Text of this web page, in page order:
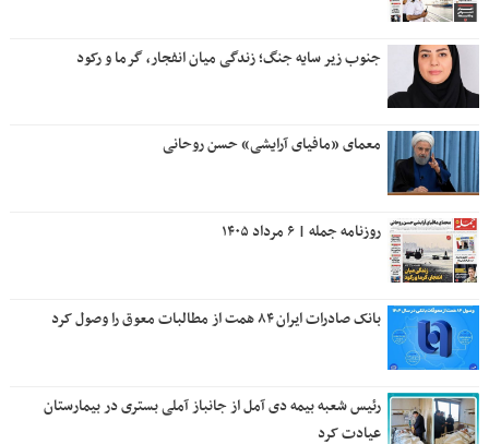
جنوب زیر سایه جنگ؛ زندگی میان انفجار، گرما و رکود
معمای «مافیای آرایشی» حسن روحانی
روزنامه جمله | ۶ مرداد ۱۴۰۵
بانک صادرات ایران ۸۴ همت از مطالبات معوق را وصول کرد
رئیس شعبه بیمه دی آمل از جانباز آملی بستری در بیمارستان
عیادت کرد